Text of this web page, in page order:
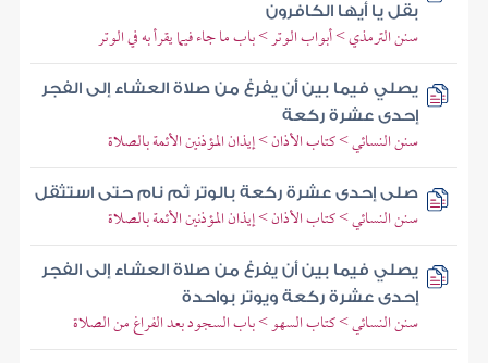
بقل يا أيها الكافرون
سنن الترمذي > أبواب الوتر > باب ما جاء فيما يقرأ به في الوتر
يصلي فيما بين أن يفرغ من صلاة العشاء إلى الفجر
إحدى عشرة ركعة
سنن النسائي > كتاب الأذان > إيذان المؤذنين الأئمة بالصلاة
صلى إحدى عشرة ركعة بالوتر ثم نام حتى استثقل
سنن النسائي > كتاب الأذان > إيذان المؤذنين الأئمة بالصلاة
يصلي فيما بين أن يفرغ من صلاة العشاء إلى الفجر
إحدى عشرة ركعة ويوتر بواحدة
سنن النسائي > كتاب السهو > باب السجود بعد الفراغ من الصلاة